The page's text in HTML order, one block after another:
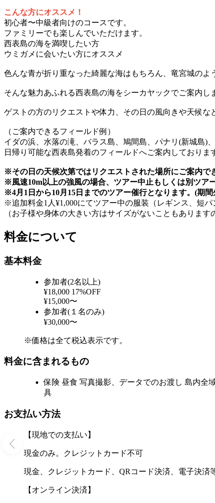
こんな方にオススメ！
初心者〜中級者向けのコースです。
ファミリーでも楽しんでいただけます。
西表島の海を満喫したい方
ウミガメに会いたい方にオススメ
色んな青が折り重なった綺麗な海はもちろん、竜宮城の
そんな魅力あふれる西表島の海をシーカヤックでご案内し
ゲストの方のリクエストや体力、その日の風向きや天候
（ご案内できるフィールド例）
イダの浜、水落の滝、バラス島、鳩間島、パナリ(新城島)
日帰り可能な西表島発着のフィールドへご案内しておりま
※その日の天候次第ではリクエストされた場所にご案内で
※風速10m以上の強風の場合、ツアー中止もしくは別ツア
※4月1日から10月15日までのツアー催行となります。(期
※追加料金1人¥1,000にてツアー中の服装（レギンス、短
（お子様や身体の大きい方はサイズがないこともあります
料金について
基本料金
参加者(2名以上)
¥18,000 17%OFF
¥15,000〜
参加者(１名のみ)
¥30,000〜
※価格は全て税込表示です。
料金に含まれるもの
保険 昼食 写真撮影、データでのお渡し 島内全
具
お支払い方法
【現地での支払い】
現金のみ。クレジットカード不可
現金、クレジットカード、QRコード決済、電子決済
【オンライン決済】